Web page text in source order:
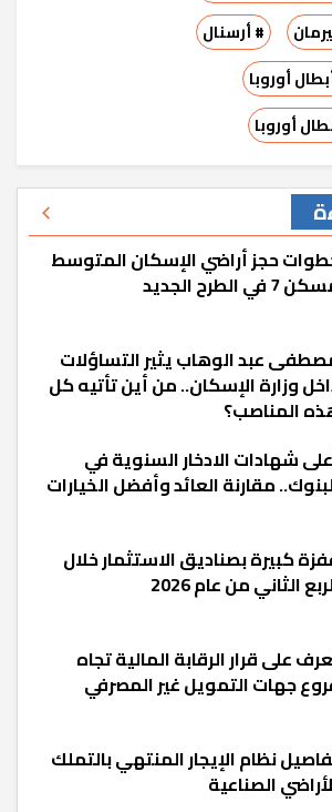
# أرسنال
أوروبا
أوروبا
حجز أراضي الإسكان المتوسط
في الطرح الجديد
عبد الوهاب يثير التساؤلات
وزارة الإسكان.. من أين تأتيه كل
المناصب؟
شهادات الادخار السنوية في
مقارنة العائد وأفضل الخيارات
كبيرة بصناديق الاستثمار خلال
الثاني من عام 2026
على قرار الرقابة المالية تجاه
جهات التمويل غير المصرفي
نظام الإيجار المنتهي بالتملك
الصناعية